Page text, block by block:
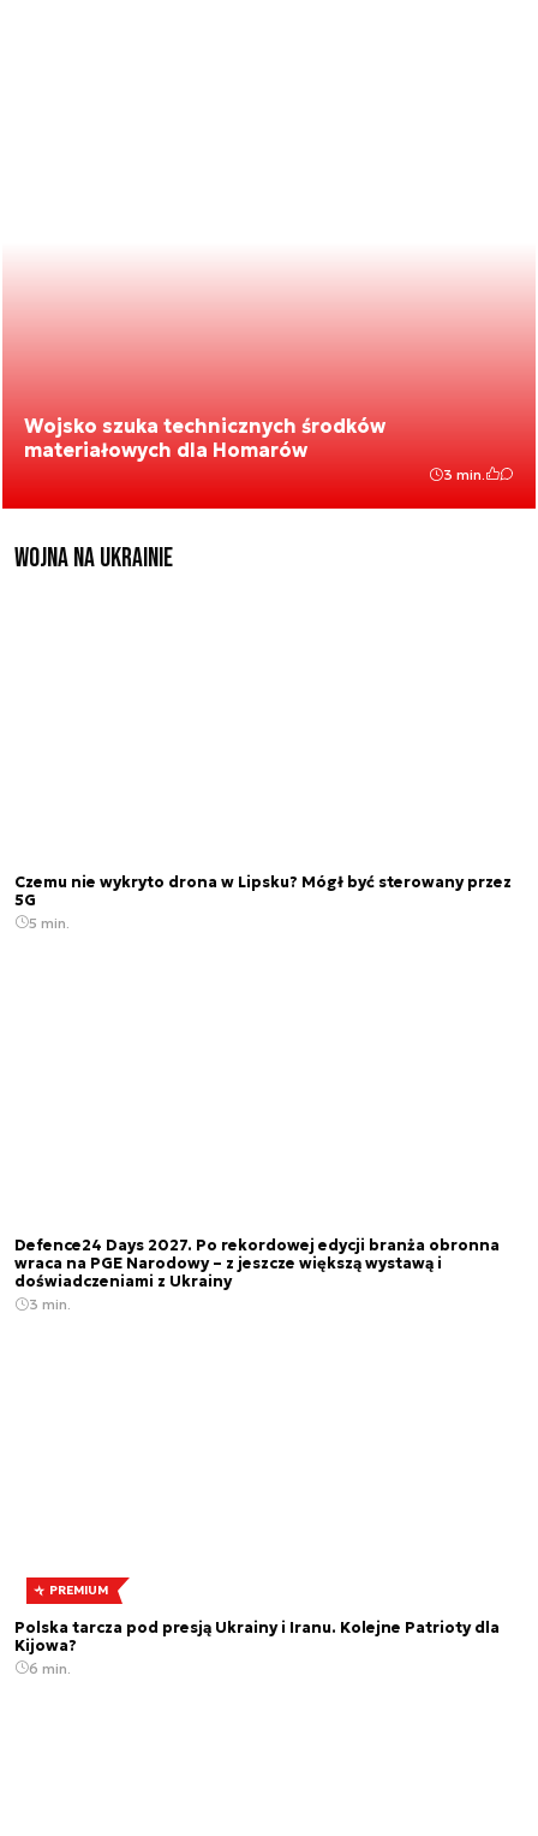
Wojsko szuka technicznych środków
materiałowych dla Homarów
3 min.
Wojna na Ukrainie
Czemu nie wykryto drona w Lipsku? Mógł być sterowany przez
5G
5 min.
Defence24 Days 2027. Po rekordowej edycji branża obronna
wraca na PGE Narodowy – z jeszcze większą wystawą i
doświadczeniami z Ukrainy
3 min.
PREMIUM
Polska tarcza pod presją Ukrainy i Iranu. Kolejne Patrioty dla
Kijowa?
6 min.